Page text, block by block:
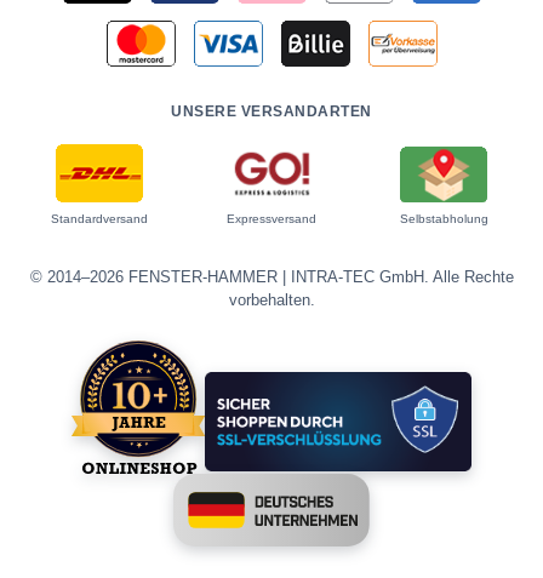
UNSERE VERSANDARTEN
Standardversand Expressversand Selbstabholung
© 2014–2026 FENSTER-HAMMER | INTRA-TEC GmbH. Alle Rechte
vorbehalten.